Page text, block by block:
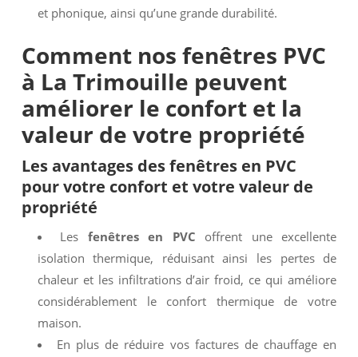
et phonique, ainsi qu’une grande durabilité.
Comment nos fenêtres PVC
à La Trimouille peuvent
améliorer le confort et la
valeur de votre propriété
Les avantages desfenêtres en PVC
pour votre confort et votre valeur de
propriété
Les fenêtres en PVC offrent une excellente
isolation thermique, réduisant ainsi les pertes de
chaleur et les infiltrations d’air froid, ce qui améliore
considérablement le confort thermique de votre
maison.
En plus de réduire vos factures de chauffage en